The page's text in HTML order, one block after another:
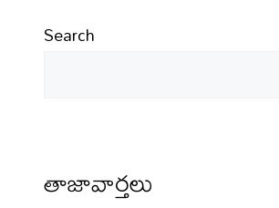
Search
తాజావార్తలు